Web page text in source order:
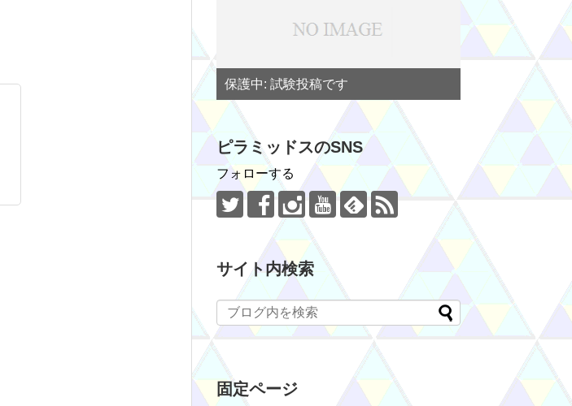
保護中: 試験投稿です
ピラミッドスのSNS
フォローする
サイト内検索
固定ページ